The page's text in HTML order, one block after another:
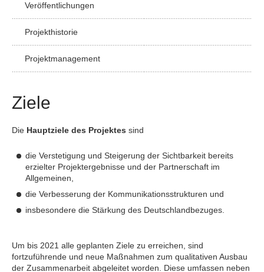
Veröffentlichungen
Projekthistorie
Projektmanagement
Ziele
Die Hauptziele des Projektes sind
die Verstetigung und Steigerung der Sichtbarkeit bereits
erzielter Projektergebnisse und der Partnerschaft im
Allgemeinen,
die Verbesserung der Kommunikationsstrukturen und
insbesondere die Stärkung des Deutschlandbezuges.
Um bis 2021 alle geplanten Ziele zu erreichen, sind
fortzuführende und neue Maßnahmen zum qualitativen Ausbau
der Zusammenarbeit abgeleitet worden. Diese umfassen neben